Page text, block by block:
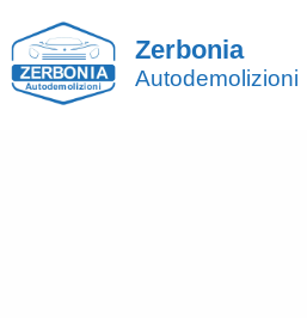
Zerbonia
Autodemolizioni